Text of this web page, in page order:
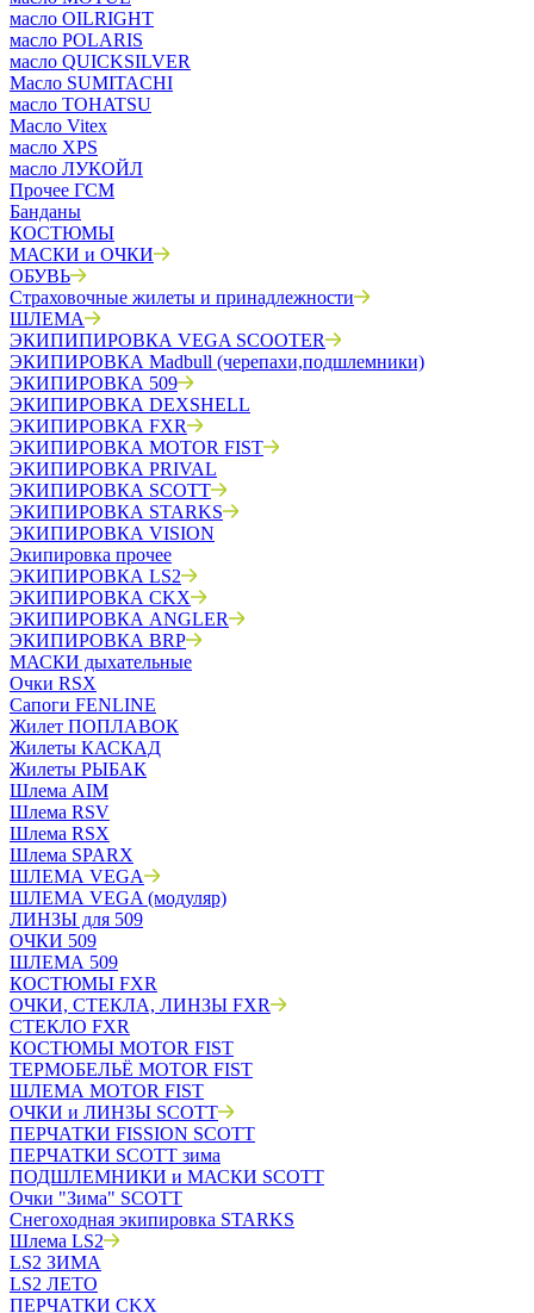
масло OILRIGHT
масло POLARIS
масло QUICKSILVER
Масло SUMITACHI
масло TOHATSU
Масло Vitex
масло XPS
масло ЛУКОЙЛ
Прочее ГСМ
Банданы
КОСТЮМЫ
МАСКИ и ОЧКИ
ОБУВЬ
Страховочные жилеты и принадлежности
ШЛЕМА
ЭКИПИПИРОВКА VEGA SCOOTER
ЭКИПИРОВКА Madbull (черепахи,подшлемники)
ЭКИПИРОВКА 509
ЭКИПИРОВКА DEXSHELL
ЭКИПИРОВКА FXR
ЭКИПИРОВКА MOTOR FIST
ЭКИПИРОВКА PRIVAL
ЭКИПИРОВКА SCOTT
ЭКИПИРОВКА STARKS
ЭКИПИРОВКА VISION
Экипировка прочее
ЭКИПИРОВКА LS2
ЭКИПИРОВКА CKX
ЭКИПИРОВКА ANGLER
ЭКИПИРОВКА BRP
МАСКИ дыхательные
Очки RSX
Сапоги FENLINE
Жилет ПОПЛАВОК
Жилеты КАСКАД
Жилеты РЫБАК
Шлема AIM
Шлема RSV
Шлема RSX
Шлема SPARX
ШЛЕМА VEGA
ШЛЕМА VEGA (модуляр)
ЛИНЗЫ для 509
ОЧКИ 509
ШЛЕМА 509
КОСТЮМЫ FXR
ОЧКИ, СТЕКЛА, ЛИНЗЫ FXR
СТЕКЛО FXR
КОСТЮМЫ MOTOR FIST
ТЕРМОБЕЛЬЁ MOTOR FIST
ШЛЕМА MOTOR FIST
ОЧКИ и ЛИНЗЫ SCOTT
ПЕРЧАТКИ FISSION SCOTT
ПЕРЧАТКИ SCOTT зима
ПОДШЛЕМНИКИ и МАСКИ SCOTT
Очки "Зима" SCOTT
Снегоходная экипировка STARKS
Шлема LS2
LS2 ЗИМА
LS2 ЛЕТО
ПЕРЧАТКИ CKX